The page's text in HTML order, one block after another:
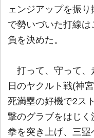
ェンジアップを振
で勢いづいた打線
負を決めた。
打って、守って、
日のヤクルト戦(神
死満塁の好機で2ス
撃のグラブをはじ
拳を突き上げ、三塁